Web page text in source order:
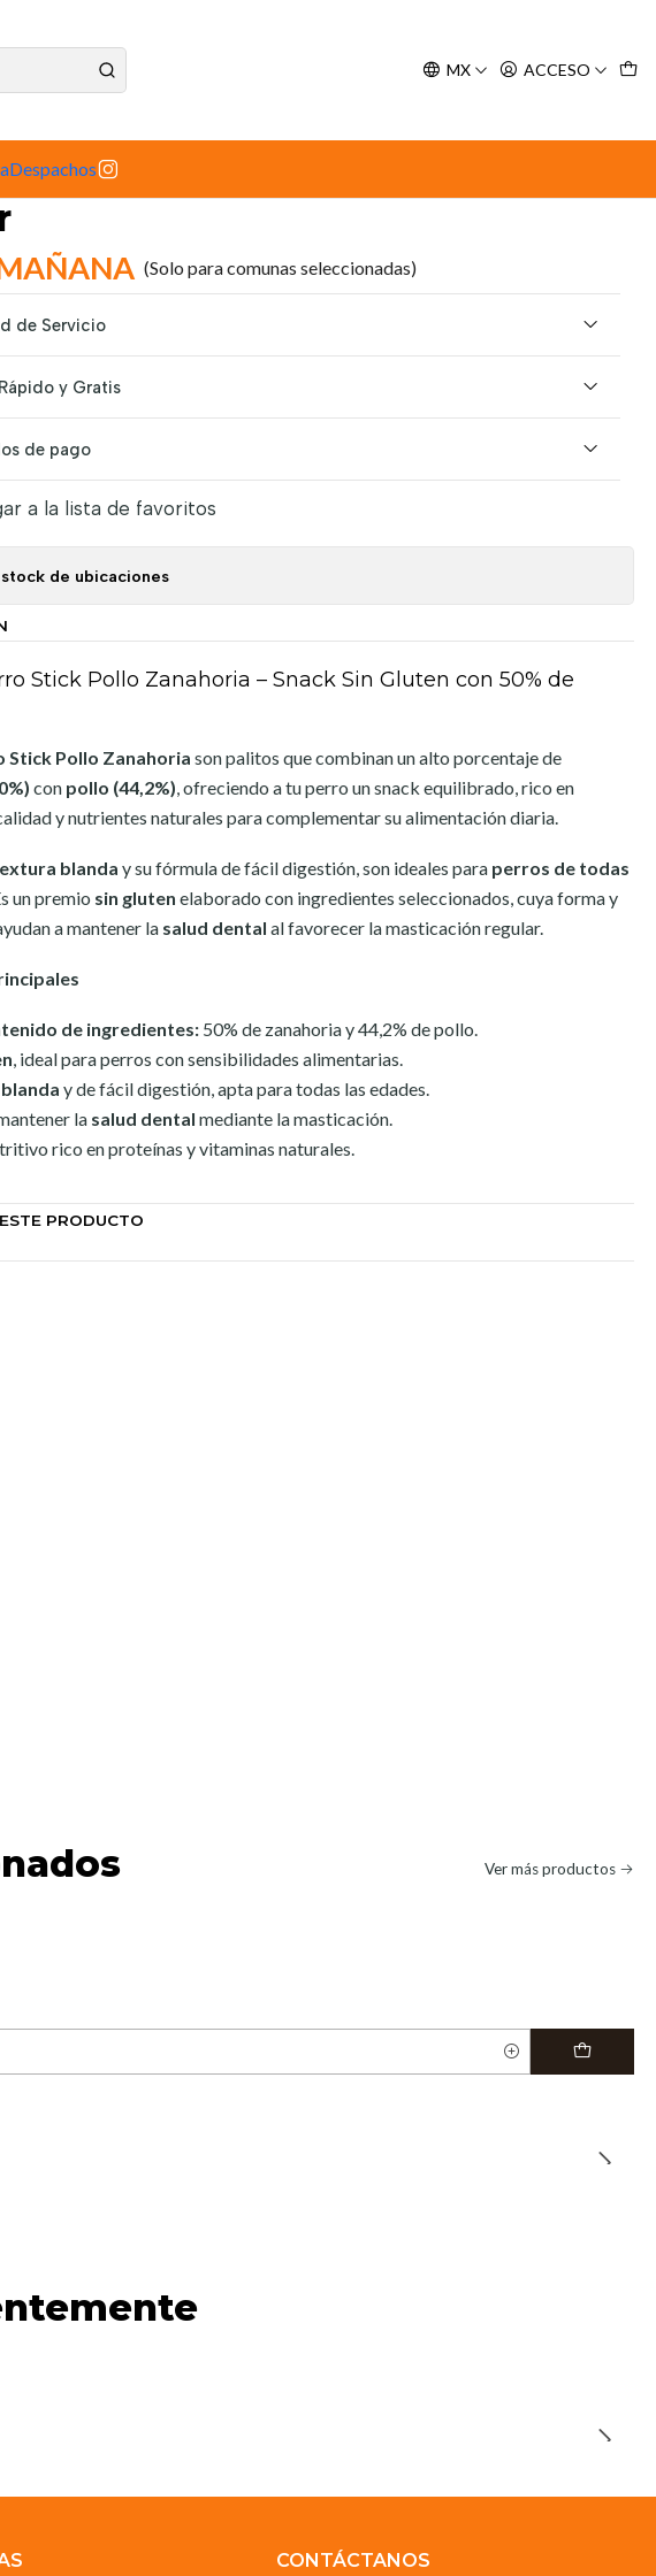
MX ACCESO
Despachos
Pollo Zanahoria - 100 gr
Perro Stick Pollo Zanahoria -
(Solo para comunas seleccionadas)
de Servicio
y Gratis
de pago
a la lista de favoritos
de ubicaciones
Stick Pollo Zanahoria – Snack Sin Gluten con 50% de
Stick Pollo Zanahoria son palitos que combinan un alto porcentaje de
con pollo (44,2%), ofreciendo a tu perro un snack equilibrado, rico en
y nutrientes naturales para complementar su alimentación diaria.
blanda y su fórmula de fácil digestión, son ideales para perros de todas
un premio sin gluten elaborado con ingredientes seleccionados, cuya forma y
a mantener la salud dental al favorecer la masticación regular.
de ingredientes: 50% de zanahoria y 44,2% de pollo.
, ideal para perros con sensibilidades alimentarias.
y de fácil digestión, apta para todas las edades.
la salud dental mediante la masticación.
rico en proteínas y vitaminas naturales.
PRODUCTO
Ver más productos
CONTÁCTANOS